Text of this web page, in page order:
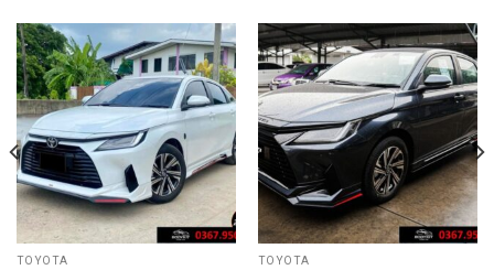
TOYOTA TOYOTA